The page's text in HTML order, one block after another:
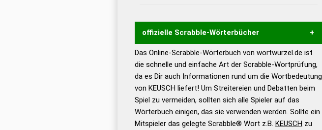
offizielle Scrabble-Wörterbücher
Wortwurzel liefert mit Hilfe eines semantischen
Wortanalyse-Algorithmus gute Anhaltspunkte zu
Wortbedeutung, Worttrennung und Wortform, um die
Gültigkeit eines Wortes für das Scrabble-Spiel zu
bestimmen! zugelassene Turnier Scrabble-
Wörterbücher sind:
Das Online-Scrabble-Wörterbuch von wortwurzel.de ist
die schnelle und einfache Art der Scrabble-Wortprüfung,
da es Dir auch Informationen rund um die Wortbedeutung
von KEUSCH liefert! Um Streitereien und Debatten beim
Spiel zu vermeiden, sollten sich alle Spieler auf das
Wörterbuch einigen, das sie verwenden werden. Sollte ein
Mitspieler das gelegte Scrabble® Wort z.B. KEUSCH zu